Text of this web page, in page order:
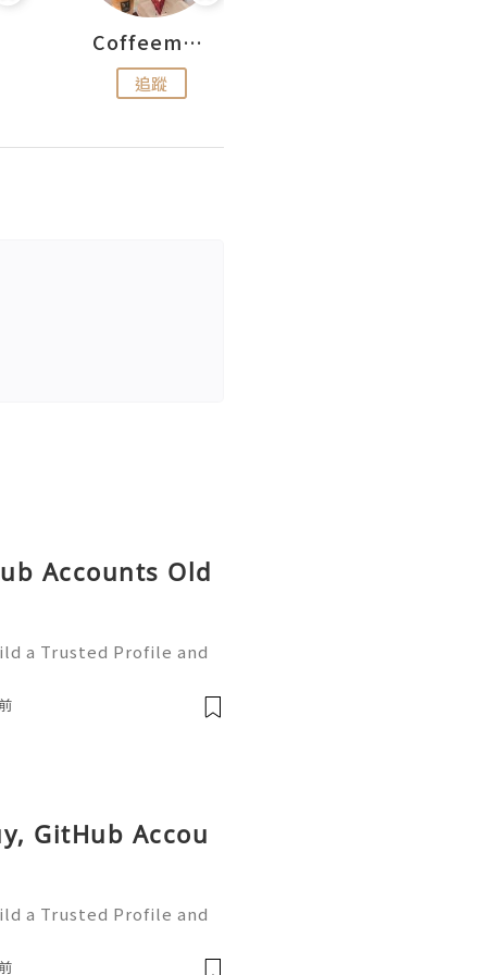
Coffeemeetjojo
追蹤
Accounts Old
a Trusted Profile and
and collabo
GitHub Accou
a Trusted Profile and
and collabo